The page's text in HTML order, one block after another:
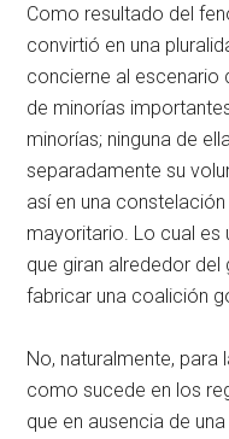
Como resultado del
convirtió en una
concierne al escenario
de minorías
minorías; ninguna de
separadamente su
así en una
mayoritario. Lo cual es
que giran alrededor
fabricar una coalición
No, naturalmente,
como sucede en los
que en ausencia de